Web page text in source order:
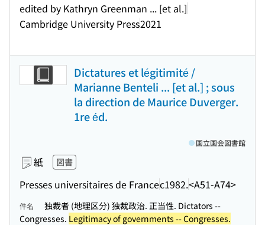
edited by Kathryn Greenman ... [et al.]
Cambridge University Press2021
Dictatures et légitimité /
Marianne Benteli ... [et al.] ; sous
la direction de Maurice Duverger.
1re éd.
紙 図書
Presses universitaires de Francec1982.<A51-A74>
国立国会図書館
件名
独裁者 (地理区分) 独裁政治. 正当性. Dictators --
Congresses. Legitimacy of governments -- Congresses.